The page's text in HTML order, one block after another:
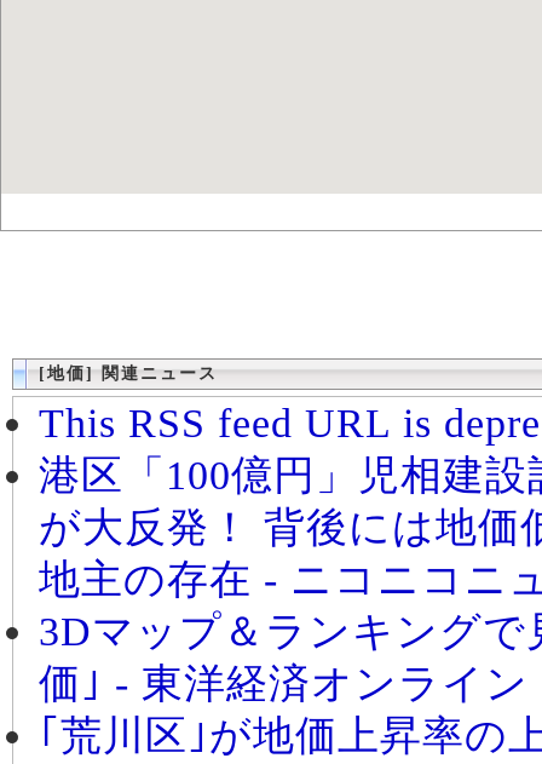
[地価] 関連ニュース
This RSS feed URL is
港区「100億円」児相建
が大反発！ 背後には地価
地主の存在 - ニコニコニ
3Dマップ＆ランキングで
価｣ - 東洋経済オンライン
｢荒川区｣が地価上昇率の